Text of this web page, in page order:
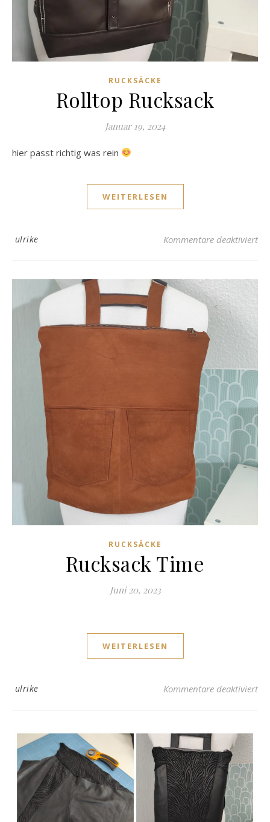
RUCKSÄCKE
Rolltop Rucksack
Januar 19, 2024
hier passt richtig was rein
WEITERLESEN
ulrike Kommentare deaktiviertfür
RUCKSÄCKE
Rucksack Time
Juni 20, 2023
WEITERLESEN
ulrike Kommentare deaktiviertfür